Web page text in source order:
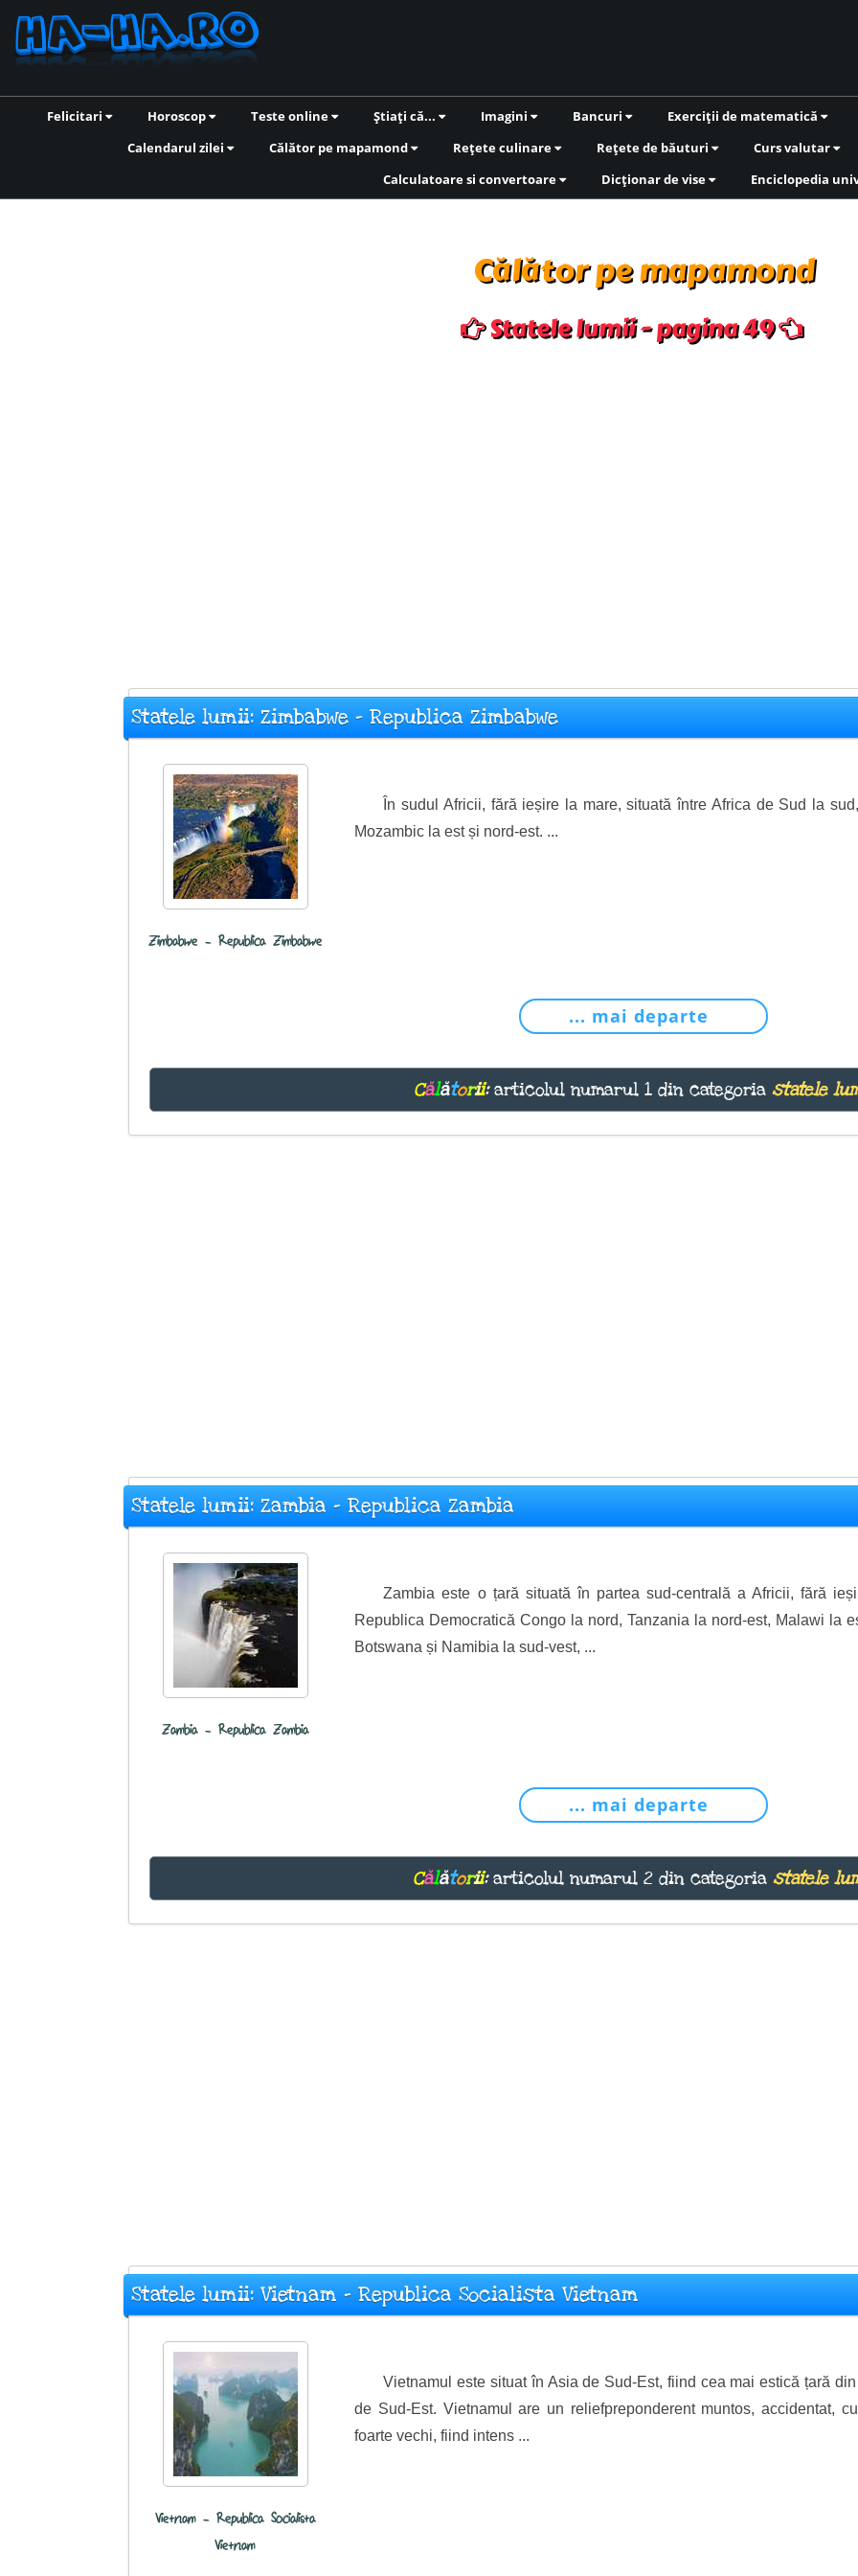
Felicitari Horoscop Teste online Știați că... Imagini Bancuri
Exerciții de matematică
Calendarul zilei
Călător pe mapamond Rețete culinare Rețete de băuturi
Curs valutar
Calculatoare si convertoare
Dicționar de vise Enciclopedia
Călător pe mapamond
Statele lumii - pagina 49
Statele lumii: Zimbabwe - Republica Zimbabwe
Zimbabwe - Republica Zimbabwe
În sudul Africii, fără ieșire la mare, situată între Africa de Sud la
Mozambic la est și nord-est. ...
... mai departe
Călătorii:articolul numarul 1 din categoria statele
Statele lumii: Zambia - Republica Zambia
Zambia - Republica Zambia
Zambia este o țară situată în partea sud-centrală a Africii, fără
Republica Democratică Congo la nord, Tanzania la nord-est, Malawi la
Botswana și Namibia la sud-vest, ...
... mai departe
Călătorii:articolul numarul 2 din categoria statele
Statele lumii: Vietnam - Republica Socialista Vietnam
Vietnam - Republica Socialista
Vietnam
Vietnamul este situat în Asia de Sud-Est, fiind cea mai estică țară
de Sud-Est. Vietnamul are un reliefpreponderent muntos, accidentat,
foarte vechi, fiind intens ...